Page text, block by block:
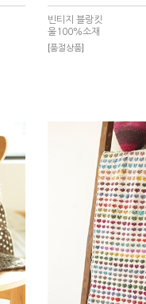
빈티지 블랑킷
울100%소재
[품절상품]